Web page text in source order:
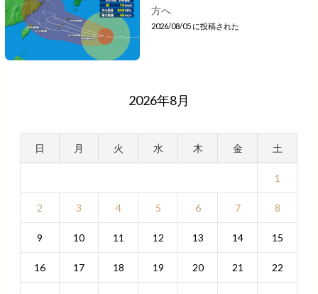
方へ
2026/08/05 に投稿された
2026年8月
日 月 火 水 木 金 土
1
2 3 4 5 6 7 8
9 10 11 12 13 14 15
16 17 18 19 20 21 22